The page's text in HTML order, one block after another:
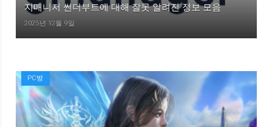
지매니저 썬더부트에 대해 잘못 알려진 정보 모음
2025년 12월 9일
PC방